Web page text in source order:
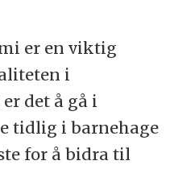
er en viktig
i
det å gå i
tidlig i barnehage
for å bidra til